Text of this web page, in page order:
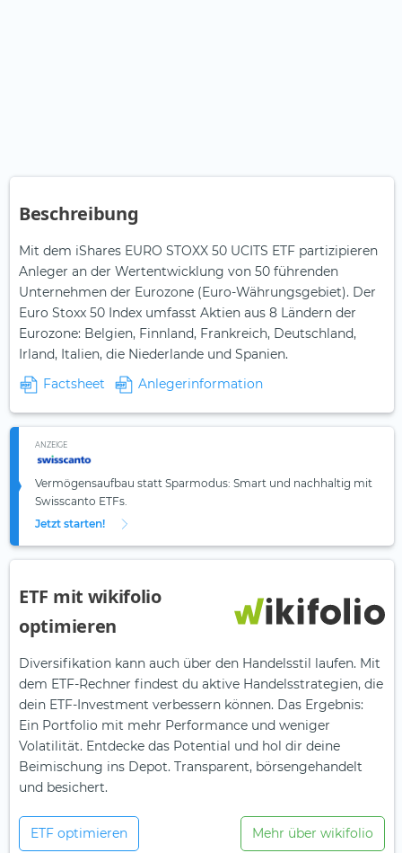
Beschreibung
Mit dem iShares EURO STOXX 50 UCITS ETF partizipieren
Anleger an der Wertentwicklung von 50 führenden
Unternehmen der Eurozone (Euro-Währungsgebiet). Der
Euro Stoxx 50 Index umfasst Aktien aus 8 Ländern der
Eurozone: Belgien, Finnland, Frankreich, Deutschland,
Irland, Italien, die Niederlande und Spanien.
Factsheet
Anlegerinformation
ANZEIGE
Vermögensaufbau statt Sparmodus: Smart und nachhaltig mit
Swisscanto ETFs.
Jetzt starten!
ETF mit wikifolio
optimieren
Diversifikation kann auch über den Handelsstil laufen. Mit
dem ETF-Rechner findest du aktive Handelsstrategien, die
dein ETF-Investment verbessern können. Das Ergebnis:
Ein Portfolio mit mehr Performance und weniger
Volatilität. Entdecke das Potential und hol dir deine
Beimischung ins Depot. Transparent, börsengehandelt
und besichert.
ETF optimieren Mehr über wikifolio